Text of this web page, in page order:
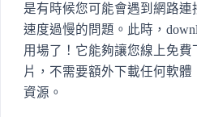
是有時候您可能會遇到網路連
速度過慢的問題。此時，
用場了！它能夠讓您線上免費
片，不需要額外下載任何軟體
資源。